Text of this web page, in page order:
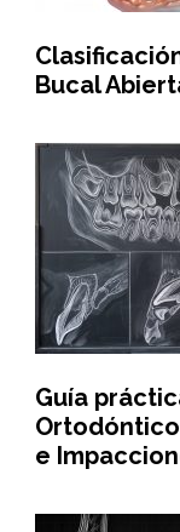
Bucal
Guía
e